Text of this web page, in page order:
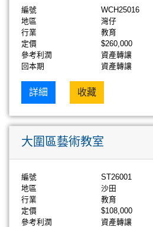
編號
WCH25016
地區
灣仔
行業
教育
定價
$260,000
參考利潤
資產轉讓
回本期
資產轉讓
詳細 收藏
大圍區藝術教室
編號
ST26001
地區
沙田
行業
教育
定價
$108,000
參考利潤
資產轉讓